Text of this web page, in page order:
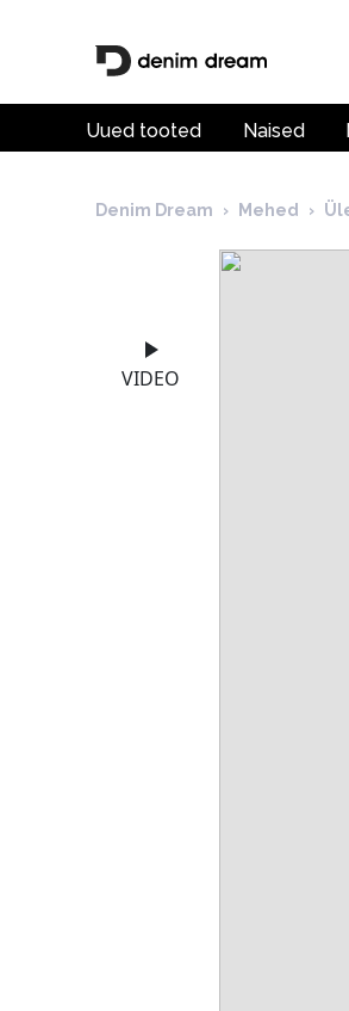
Uued tooted Naised
Denim Dream › Mehed ›
VIDEO